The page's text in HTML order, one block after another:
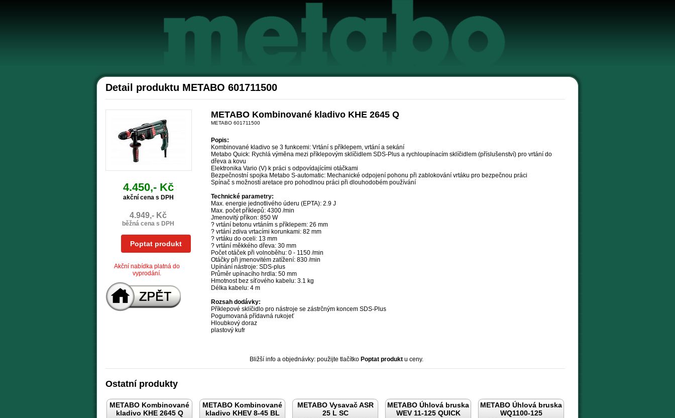
Akce Metabo
Detail produktu METABO 601711500
4.450,- Kč
akční cena s DPH
4.949,- Kč
běžná cena s DPH
Poptat produkt
Akční nabídka platná do
vyprodání.
METABO Kombinované kladivo KHE 2645 Q
METABO 601711500
Popis:
Kombinované kladivo se 3 funkcemi: Vrtání s příklepem, vrtání a sekání
Metabo Quick: Rychlá výměna mezi příklepovým sklíčidlem SDS-Plus a rychloupínacím sklíčidlem (příslušenství) pro vrtání do
dřeva a kovu
Elektronika Vario (V) k práci s odpovídajícími otáčkami
Bezpečnostní spojka Metabo S-automatic: Mechanické odpojení pohonu při zablokování vrtáku pro bezpečnou práci
Spínač s možností aretace pro pohodlnou práci při dlouhodobém používání
Technické parametry:
Max. energie jednotlivého úderu (EPTA): 2.9 J
Max. počet příklepů: 4300 /min
Jmenovitý příkon: 850 W
? vrtání betonu vrtáním s příklepem: 26 mm
? vrtání zdiva vrtacími korunkami: 82 mm
? vrtáku do oceli: 13 mm
? vrtání měkkého dřeva: 30 mm
Počet otáček při volnoběhu: 0 - 1150 /min
Otáčky při jmenovitém zatížení: 830 /min
Upínání nástroje: SDS-plus
Průměr upínacího hrdla: 50 mm
Hmotnost bez síťového kabelu: 3.1 kg
Délka kabelu: 4 m
Rozsah dodávky:
Příklepové sklíčidlo pro nástroje se zástrčným koncem SDS-Plus
Pogumovaná přídavná rukojeť
Hloubkový doraz
plastový kufr
Bližší info a objednávky: použijte tlačítko Poptat produktu ceny.
Ostatní produkty
METABO Kombinované
kladivo KHE 2645 Q
METABO Kombinované
kladivo KHEV 8-45 BL
METABO Vysavač ASR
25 L SC
METABO Úhlová bruska
WEV 11-125 QUICK
METABO Úhlová bruska
WQ1100-125